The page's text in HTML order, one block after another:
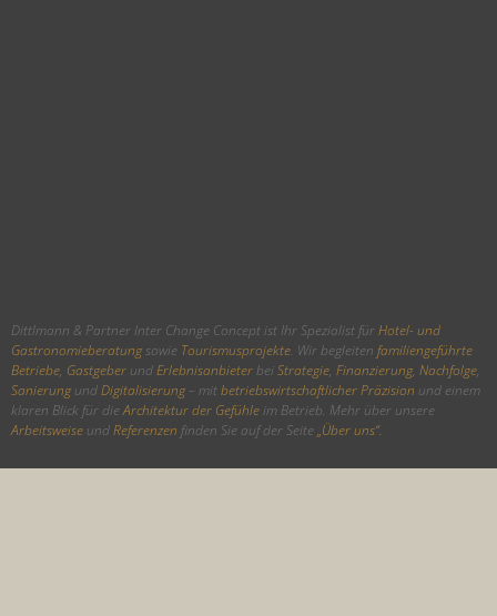
Dittlmann & Partner Inter Change Concept ist Ihr Spezialist fürHotel- und
Gastronomieberatungsowie Tourismusprojekte. Wir begleiten familiengeführte
Betriebe, Gastgeber undErlebnisanbieterbeiStrategie, Finanzierung, Nachfolge,
Sanierung undDigitalisierung – mitbetriebswirtschaftlicher Präzision und einem
klaren Blick für dieArchitektur der Gefühleim Betrieb. Mehr über unsere
Arbeitsweise undReferenzen finden Sie auf der Seite„Über uns“.